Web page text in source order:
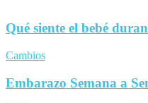
Qué siente el bebé
Cambios
Embarazo Semana a